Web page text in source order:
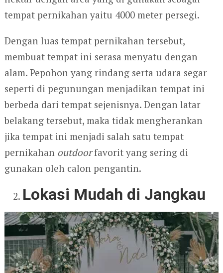
tempat pernikahan yaitu 4000 meter persegi.
Dengan luas tempat pernikahan tersebut,
membuat tempat ini serasa menyatu dengan
alam. Pepohon yang rindang serta udara segar
seperti di pegunungan menjadikan tempat ini
berbeda dari tempat sejenisnya. Dengan latar
belakang tersebut, maka tidak mengherankan
jika tempat ini menjadi salah satu tempat
pernikahan outdoorfavorit yang sering di
gunakan oleh calon pengantin.
Lokasi Mudah di Jangkau